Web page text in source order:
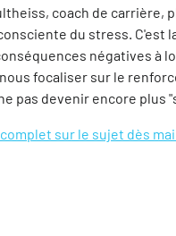
coach de carrière,
du stress. C'est
négatives à
focaliser sur le
pas devenir encore plus
sur le sujet dès